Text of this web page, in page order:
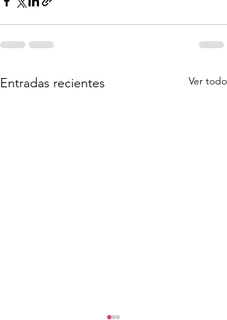
Entradas recientes Ver todo